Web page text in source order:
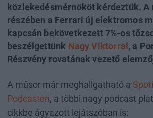
közlekedésmérnököt kérdeztük. A
részében a Ferrari új elektromos
kapcsán bekövetkezett 7%-os
beszélgettünk Nagy Viktorral , a
Részvény rovatának vezető
A műsor már meghallgatható a
Podcasten, a többi nagy podcast
cikkbe ágyazott lejátszóban is: